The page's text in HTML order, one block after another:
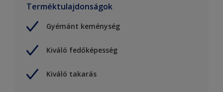
Terméktulajdonságok
Gyémánt keménység
Kiváló fedőképesség
Kiváló takarás